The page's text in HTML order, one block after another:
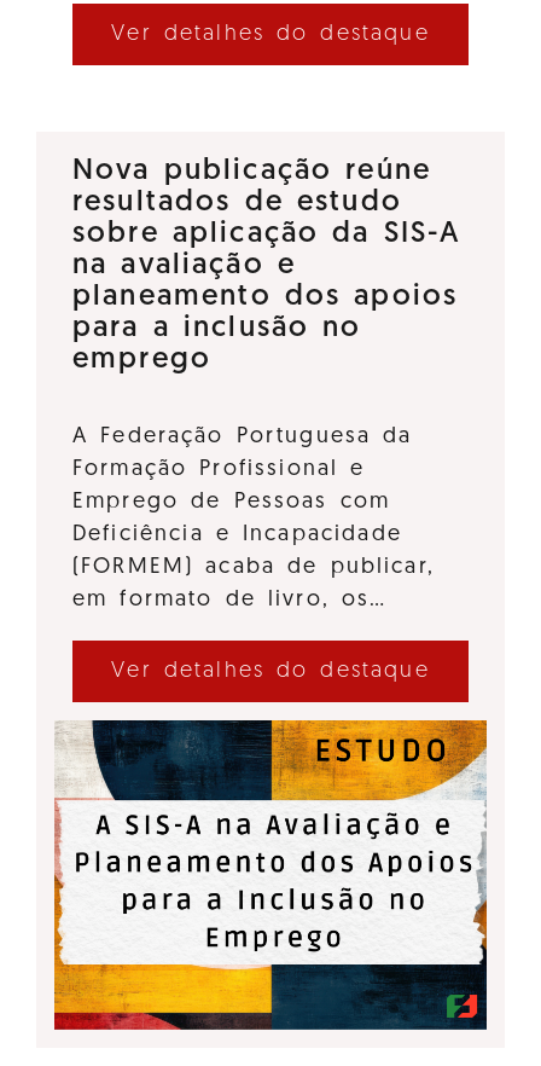
Ver detalhes do destaque
Nova publicação reúne
resultados de estudo
sobre aplicação da SIS-A
na avaliação e
planeamento dos apoios
para a inclusão no
emprego
A Federação Portuguesa da
Formação Profissional e
Emprego de Pessoas com
Deficiência e Incapacidade
(FORMEM) acaba de publicar,
em formato de livro, os…
Ver detalhes do destaque